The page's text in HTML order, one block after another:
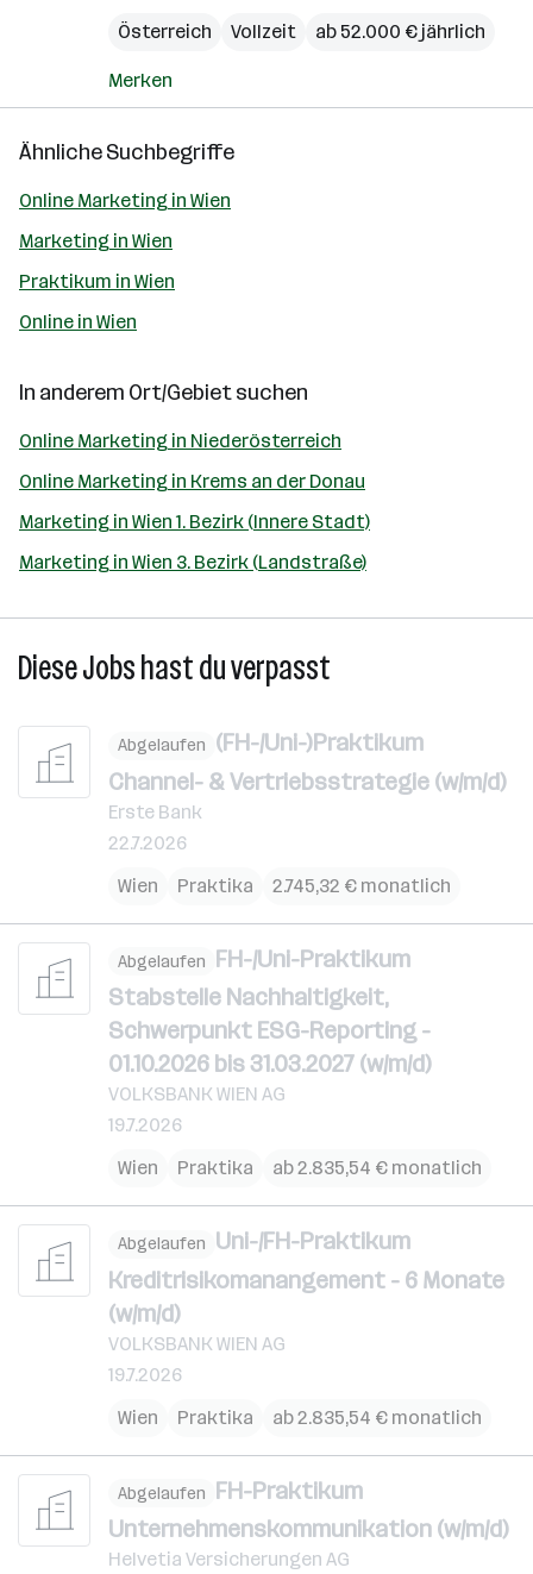
Österreich Vollzeit ab 52.000 € jährlich
Merken
Ähnliche Suchbegriffe
Online Marketing in Wien
Marketing in Wien
Praktikum in Wien
Online in Wien
In anderem Ort/Gebiet suchen
Online Marketing in Niederösterreich
Online Marketing in Krems an der Donau
Marketing in Wien 1. Bezirk (Innere Stadt)
Marketing in Wien 3. Bezirk (Landstraße)
Diese Jobs hast du verpasst
Abgelaufen (FH-/Uni-)Praktikum
Channel- & Vertriebsstrategie (w/m/d)
Erste Bank
22.7.2026
Wien
Praktika 2.745,32 € monatlich
Abgelaufen FH-/Uni-Praktikum
Stabstelle Nachhaltigkeit,
Schwerpunkt ESG-Reporting -
01.10.2026 bis 31.03.2027 (w/m/d)
VOLKSBANK WIEN AG
19.7.2026
Wien
Praktika ab 2.835,54 € monatlich
Abgelaufen Uni-/FH-Praktikum
Kreditrisikomanangement - 6 Monate
(w/m/d)
VOLKSBANK WIEN AG
19.7.2026
Wien
Praktika ab 2.835,54 € monatlich
Abgelaufen FH-Praktikum
Unternehmenskommunikation (w/m/d)
Helvetia Versicherungen AG